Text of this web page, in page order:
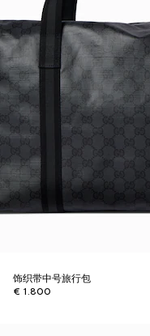
饰织带中号旅行包
€ 1.800